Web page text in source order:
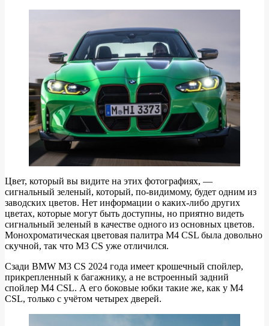
Цвет, который вы видите на этих фотографиях, —
сигнальный зеленый, который, по-видимому, будет одним из
заводских цветов. Нет информации о каких-либо других
цветах, которые могут быть доступны, но приятно видеть
сигнальный зеленый в качестве одного из основных цветов.
Монохроматическая цветовая палитра M4 CSL была довольно
скучной, так что M3 CS уже отличился.
Сзади BMW M3 CS 2024 года имеет крошечный спойлер,
прикрепленный к багажнику, а не встроенный задний
спойлер M4 CSL. А его боковые юбки такие же, как у M4
CSL, только с учётом четырех дверей.